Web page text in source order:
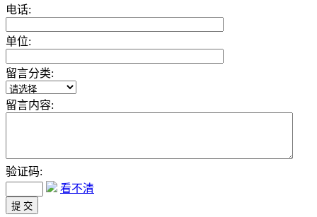
电话:
单位:
留言分类:
留言内容:
验证码:
看不清